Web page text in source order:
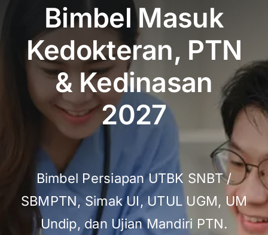
Bimbel Masuk
Kedokteran, PTN
& Kedinasan
2027
Bimbel Persiapan UTBK SNBT /
SBMPTN, Simak UI, UTUL UGM, UM
Undip, dan Ujian Mandiri PTN.